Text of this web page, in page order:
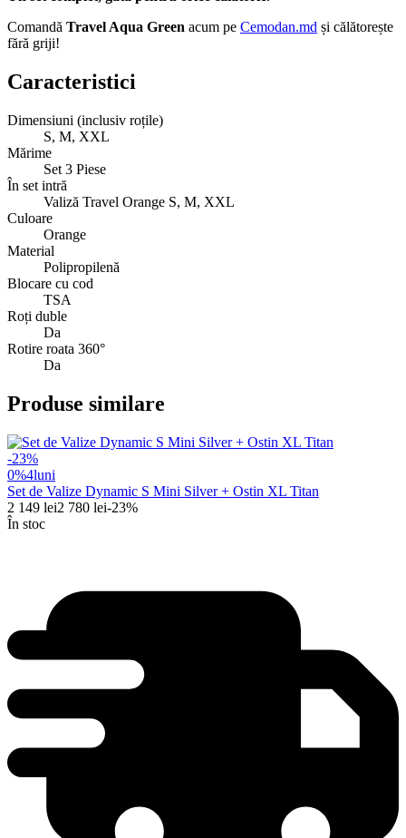
Comandă Travel Aqua Green acum pe Cemodan.md și călătorește
fără griji!
Caracteristici
Dimensiuni (inclusiv roțile)
S, M, XXL
Mărime
Set 3 Piese
În set intră
Valiză Travel Orange S, M, XXL
Culoare
Orange
Material
Polipropilenă
Blocare cu cod
TSA
Roți duble
Da
Rotire roata 360°
Da
Produse similare
-23%
0%4luni
Set de Valize Dynamic S Mini Silver + Ostin XL Titan
2 149 lei2 780 lei-23%
În stoc